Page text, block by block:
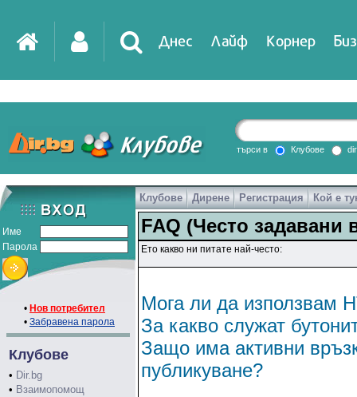
Днес Лайф Корнер
DirTV Impressio
Games
търси в Клубове
Име
Парола
• Нов потребител
• Забравена парола
Клубове
• Dir.bg
• Взаимопомощ
Клубове Дирене Регистрация Кой е
FAQ (Често задавани
Ето какво ни питате най-често:
Мога ли да използвам
За какво служат
Защо има активни
публикуване?